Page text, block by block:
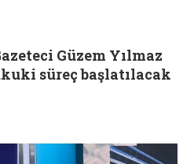
Güzem Yılmaz
süreç başlatılacak